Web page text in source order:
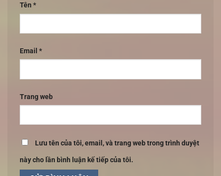
Tên *
Email *
Trang web
Lưu tên của tôi, email, và trang web trong trình duyệt
này cho lần bình luận kế tiếp của tôi.